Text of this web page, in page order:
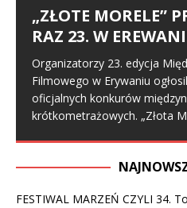
„ZŁOTE MORELE”
RAZ 23. W
Organizatorzy 23. edycja
Filmowego w Erywaniu
oficjalnych konkurów
krótkometrażowych. „Złota
FESTIWAL MARZEŃ CZYLI 34.